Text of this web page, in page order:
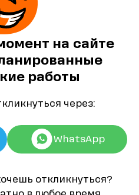
на сайте
работы
через:
WhatsApp
откликнуться?